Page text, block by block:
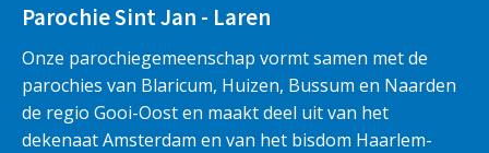
Parochie Sint Jan - Laren
Onze parochiegemeenschap vormt samen met de
parochies van Blaricum, Huizen, Bussum en Naarden
de regio Gooi-Oost en maakt deel uit van het
dekenaat Amsterdam en van het bisdom Haarlem-